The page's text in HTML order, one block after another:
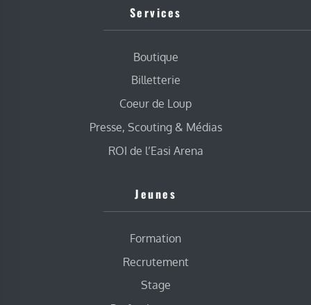
Services
Boutique
Billetterie
Coeur de Loup
Presse, Scouting & Médias
ROI de l’Easi Arena
Jeunes
Formation
Recrutement
Stage